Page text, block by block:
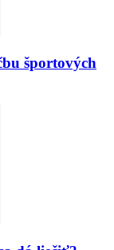
športových